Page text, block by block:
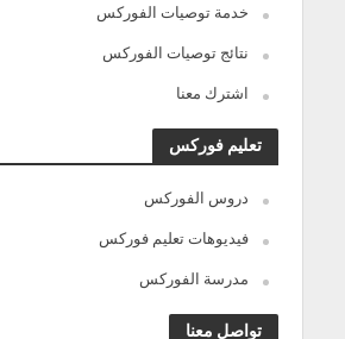
خدمة توصيات الفوركس
نتائج توصيات الفوركس
اشترك معنا
تعليم فوركس
دروس الفوركس
فيديوهات تعليم فوركس
مدرسة الفوركس
تواصل معنا